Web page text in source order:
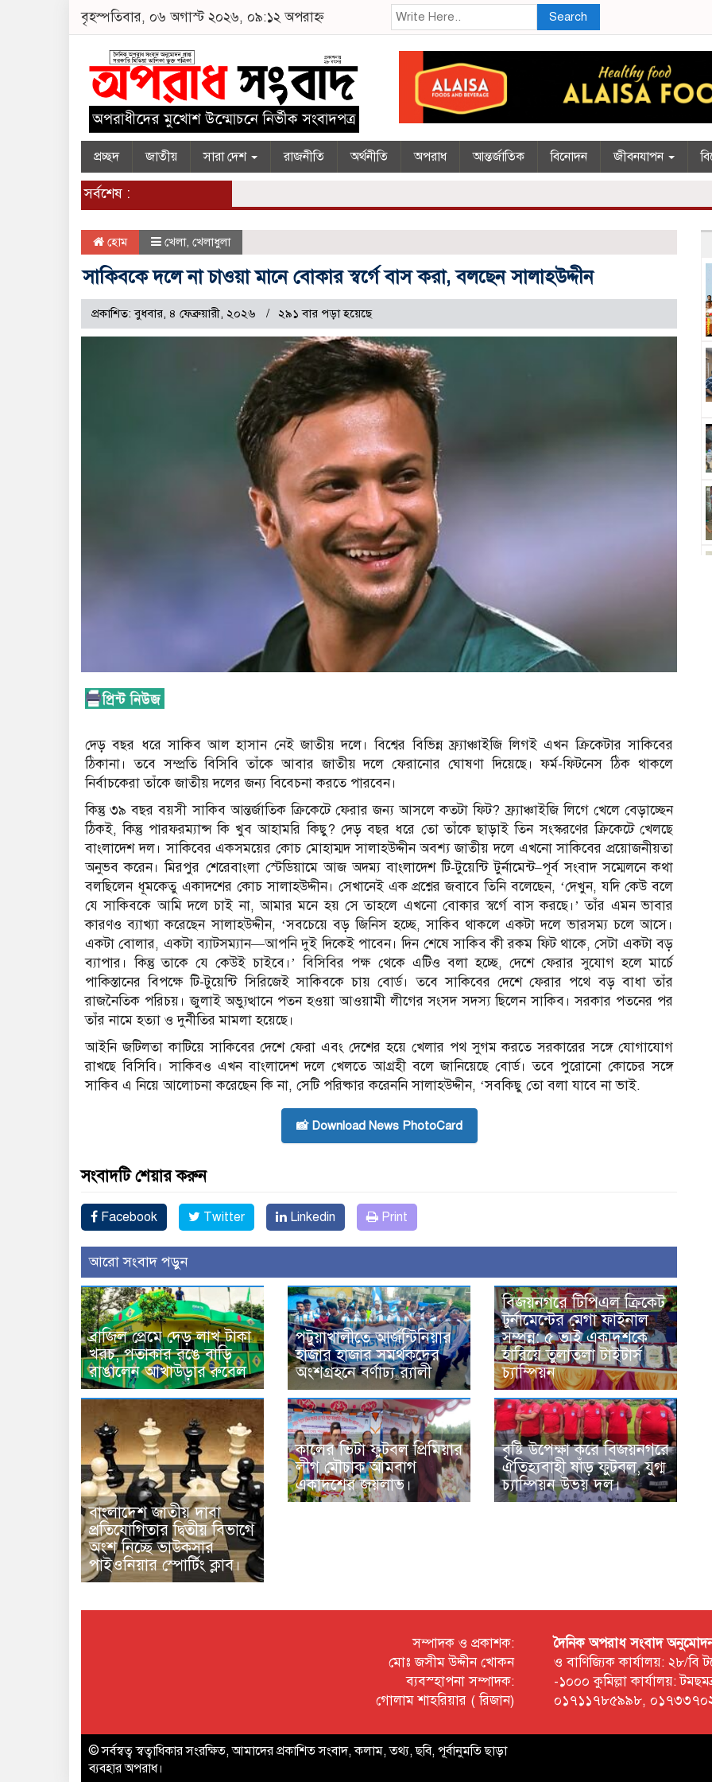
বৃহস্পতিবার, ০৬ অগাস্ট ২০২৬, ০৯:১২ অপরাহ্ন Search
প্রচ্ছদ জাতীয় সারা দেশ রাজনীতি অর্থনীতি অপরাধ আন্তর্জাতিক বিনোদন জীবনযাপন
সর্বশেষ :
হোম খেলা, খেলাধুলা
সাকিবকে দলে না চাওয়া মানে বোকার স্বর্গে বাস করা, বলছেন সালাহউদ্দীন
প্রকাশিত: বুধবার, ৪ ফেব্রুয়ারী, ২০২৬ ২৯১ বার পড়া হয়েছে
দেড় বছর ধরে সাকিব আল হাসান নেই জাতীয় দলে। বিশ্বের বিভিন্ন ফ্র্যাঞ্চাইজি লিগই এখন ক্রিকেটার সাকিবের
ঠিকানা। তবে সম্প্রতি বিসিবি তাঁকে আবার জাতীয় দলে ফেরানোর ঘোষণা দিয়েছে। ফর্ম-ফিটনেস ঠিক থাকলে
নির্বাচকেরা তাঁকে জাতীয় দলের জন্য বিবেচনা করতে পারবেন।
কিন্তু ৩৯ বছর বয়সী সাকিব আন্তর্জাতিক ক্রিকেটে ফেরার জন্য আসলে কতটা ফিট? ফ্র্যাঞ্চাইজি লিগে খেলে বেড়াচ্ছেন
ঠিকই, কিন্তু পারফরম্যান্স কি খুব আহামরি কিছু? দেড় বছর ধরে তো তাঁকে ছাড়াই তিন সংস্করণের ক্রিকেটে খেলছে
বাংলাদেশ দল। সাকিবের একসময়ের কোচ মোহাম্মদ সালাহউদ্দীন অবশ্য জাতীয় দলে এখনো সাকিবের প্রয়োজনীয়তা
অনুভব করেন। মিরপুর শেরেবাংলা স্টেডিয়ামে আজ অদম্য বাংলাদেশ টি-টুয়েন্টি টুর্নামেন্ট–পূর্ব সংবাদ সম্মেলনে কথা
বলছিলেন ধূমকেতু একাদশের কোচ সালাহউদ্দীন। সেখানেই এক প্রশ্নের জবাবে তিনি বলেছেন, ‘দেখুন, যদি কেউ বলে
যে সাকিবকে আমি দলে চাই না, আমার মনে হয় সে তাহলে এখনো বোকার স্বর্গে বাস করছে।’ তাঁর এমন ভাবার
কারণও ব্যাখ্যা করেছেন সালাহউদ্দীন, ‘সবচেয়ে বড় জিনিস হচ্ছে, সাকিব থাকলে একটা দলে ভারসম্য চলে আসে।
একটা বোলার, একটা ব্যাটসম্যান—আপনি দুই দিকেই পাবেন। দিন শেষে সাকিব কী রকম ফিট থাকে, সেটা একটা বড়
ব্যাপার। কিন্তু তাকে যে কেউই চাইবে।’ বিসিবির পক্ষ থেকে এটিও বলা হচ্ছে, দেশে ফেরার সুযোগ হলে মার্চে
পাকিস্তানের বিপক্ষে টি-টুয়েন্টি সিরিজেই সাকিবকে চায় বোর্ড। তবে সাকিবের দেশে ফেরার পথে বড় বাধা তাঁর
রাজনৈতিক পরিচয়। জুলাই অভ্যুত্থানে পতন হওয়া আওয়ামী লীগের সংসদ সদস্য ছিলেন সাকিব। সরকার পতনের পর
তাঁর নামে হত্যা ও দুর্নীতির মামলা হয়েছে।
আইনি জটিলতা কাটিয়ে সাকিবের দেশে ফেরা এবং দেশের হয়ে খেলার পথ সুগম করতে সরকারের সঙ্গে যোগাযোগ
রাখছে বিসিবি। সাকিবও এখন বাংলাদেশ দলে খেলতে আগ্রহী বলে জানিয়েছে বোর্ড। তবে পুরোনো কোচের সঙ্গে
সাকিব এ নিয়ে আলোচনা করেছেন কি না, সেটি পরিষ্কার করেননি সালাহউদ্দীন, ‘সবকিছু তো বলা যাবে না ভাই.
📸 Download News PhotoCard
সংবাদটি শেয়ার করুন
Facebook Twitter Linkedin Print
আরো সংবাদ পড়ুন
ব্রাজিল প্রেমে দেড় লাখ টাকা
খরচ, পতাকার রঙে বাড়ি
রাঙালেন আখাউড়ার রুবেল
পটুয়াখালীতে আর্জন্টিনিয়ার
হাজার হাজার সমর্থকদের
অংশগ্রহনে বর্ণাঢ্য র‍্যালী
বিজয়নগরে টিপিএল ক্রিকেট
টুর্নামেন্টের মেগা ফাইনাল
সম্পন্ন: ৫ ভাই একাদশকে
হারিয়ে তুলাতলা টাইটার্স
চ্যাম্পিয়ন
বাংলাদেশ জাতীয় দাবা
প্রতিযোগিতার দ্বিতীয় বিভাগে
অংশ নিচ্ছে ভাউকসার
পাইওনিয়ার স্পোর্টিং ক্লাব।
কালের ভিটা ফুটবল প্রিমিয়ার
লীগ মৌচাক আমবাগ
একাদশের জয়লাভ।
বৃষ্টি উপেক্ষা করে বিজয়নগরে
ঐতিহ্যবাহী ষাঁড় ফুটবল, যুগ্ম
চ্যাম্পিয়ন উভয় দল।
সম্পাদক ও প্রকাশক:
মোঃ জসীম উদ্দীন খোকন
ব্যবস্হাপনা সম্পাদক:
গোলাম শাহরিয়ার ( রিজান)
দৈনিক অপরাধ সংবাদ অনুমোদন
ও বাণিজ্যিক কার্যালয়: ২৮/বি
-১০০০ কুমিল্লা কার্যালয়:
০১৭১১৭৮৫৯৯৮,
© সর্বস্বত্ব স্বত্বাধিকার সংরক্ষিত, আমাদের প্রকাশিত সংবাদ, কলাম, তথ্য, ছবি, পূর্বানুমতি ছাড়া
ব্যবহার অপরাধ।